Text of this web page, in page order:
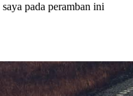
pada peramban ini